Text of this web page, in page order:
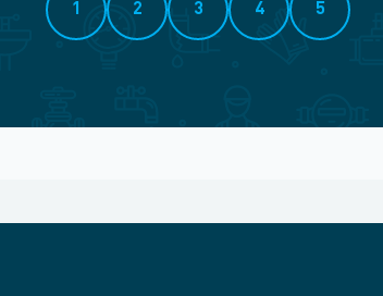
1 2 3 4 5